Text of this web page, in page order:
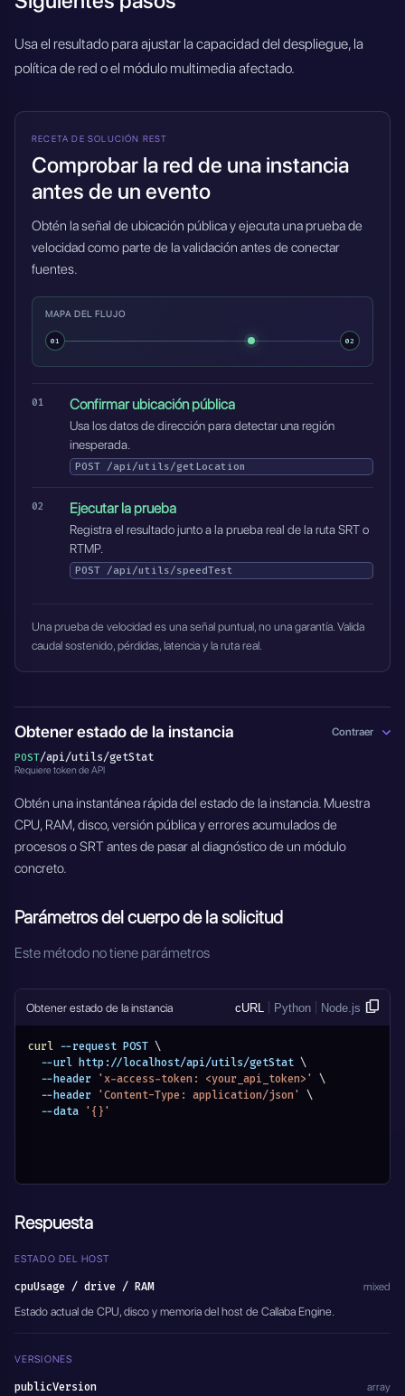
Usa el resultado para ajustar la capacidad del despliegue, la
política de red o el módulo multimedia afectado.
RECETA DE SOLUCIÓN REST
Comprobar la red de una instancia
antes de un evento
Obtén la señal de ubicación pública y ejecuta una prueba de
velocidad como parte de la validación antes de conectar
fuentes.
MAPA DEL FLUJO
01 02
Confirmar ubicación pública
Usa los datos de dirección para detectar una región
inesperada.
POST /api/utils/getLocation
Ejecutar la prueba
Registra el resultado junto a la prueba real de la ruta SRT o
RTMP.
POST /api/utils/speedTest
Una prueba de velocidad es una señal puntual, no una garantía. Valida
caudal sostenido, pérdidas, latencia y la ruta real.
Obtener estado de la instancia Contraer
POST/api/utils/getStat
Requiere token de API
Obtén una instantánea rápida del estado de la instancia. Muestra
CPU, RAM, disco, versión pública y errores acumulados de
procesos o SRT antes de pasar al diagnóstico de un módulo
concreto.
Parámetros del cuerpo de la solicitud
Este método no tiene parámetros
Obtener estado de la instancia cURL Python Node.js
curl --request POST \
  --url http://localhost/api/utils/getStat
\
  --header
'x-access-token: <your_api_token>'
\
  --header
'Content-Type: application/json'
\
  --data
'{}'
Respuesta
ESTADO DEL HOST
cpuUsage / drive / RAM mixed
Estado actual de CPU, disco y memoria del host de Callaba Engine.
VERSIONES
publicVersion array